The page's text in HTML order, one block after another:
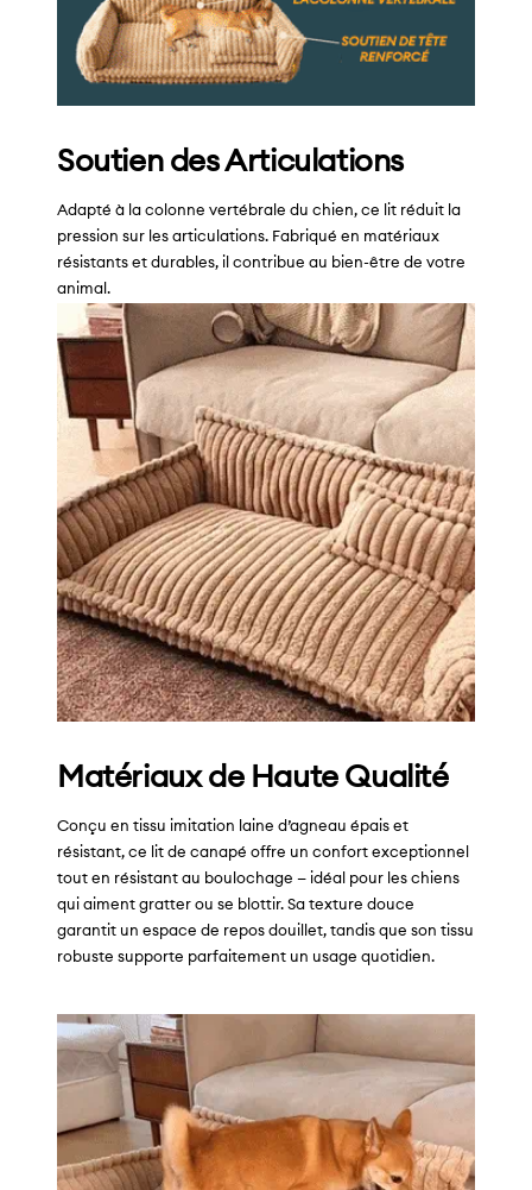
Soutien des Articulations
Adapté à la colonne vertébrale du chien, ce lit réduit la
pression sur les articulations. Fabriqué en matériaux
résistants et durables, il contribue au bien-être de votre
animal.
Matériaux de Haute Qualité
Conçu en tissu imitation laine d’agneau épais et
résistant, ce lit de canapé offre un confort exceptionnel
tout en résistant au boulochage — idéal pour les chiens
qui aiment gratter ou se blottir. Sa texture douce
garantit un espace de repos douillet, tandis que son tissu
robuste supporte parfaitement un usage quotidien.